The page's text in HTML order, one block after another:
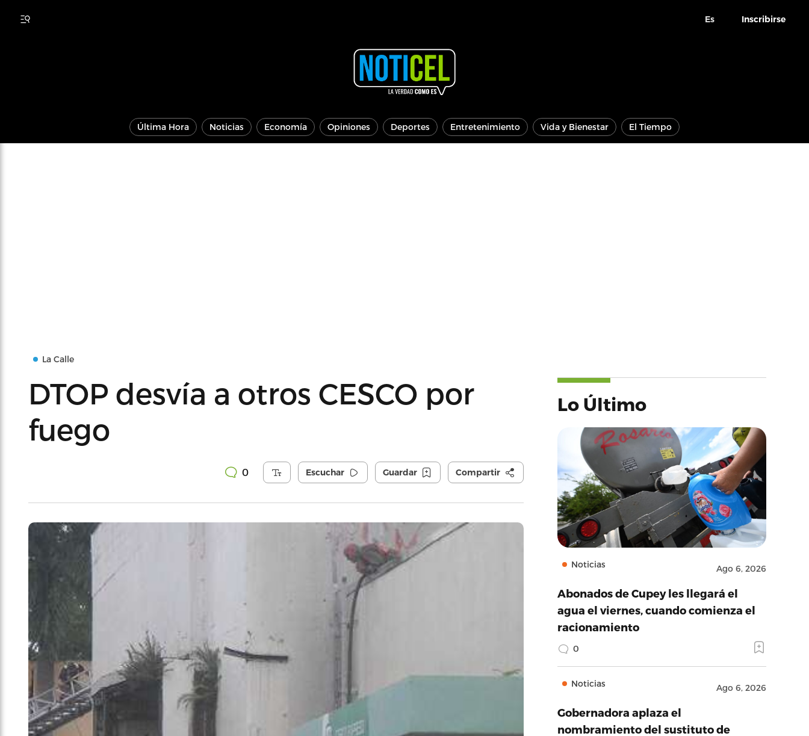
Es Inscribirse
Última Hora Noticias Economía Opiniones Deportes Entretenimiento Vida y Bienestar El Tiempo
La Calle
DTOP desvía a otros CESCO por
fuego
0 Escuchar Guardar Compartir
Lo Último
Noticias Ago 6, 2026
Abonados de Cupey les llegará el
agua el viernes, cuando comienza el
racionamiento
0
Noticias Ago 6, 2026
Gobernadora aplaza el
nombramiento del sustituto de